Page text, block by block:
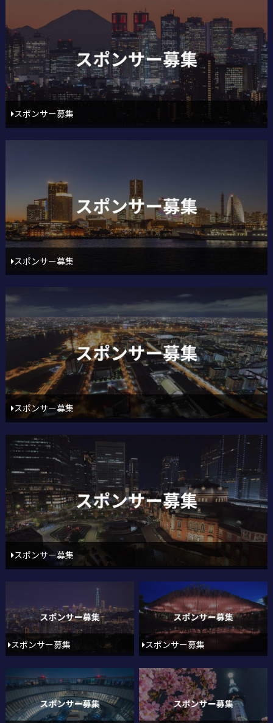
スポンサー募集
スポンサー募集
スポンサー募集
スポンサー募集
スポンサー募集 スポンサー募集